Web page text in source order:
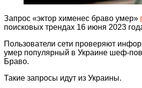
Запрос «эктор хименес браво умер»
поисковых трендах 16 июня 2023
Пользователи сети проверяют
умер популярный в Украине шеф-
Браво.
Такие запросы идут из Украины.